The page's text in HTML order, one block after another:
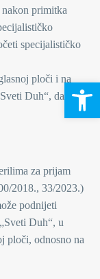
primitka
specijalističko
ploči i na
Duh“, dana
za prijam
2018., 33/2023.)
podnijeti
Duh“, u
ploči, odnosno na